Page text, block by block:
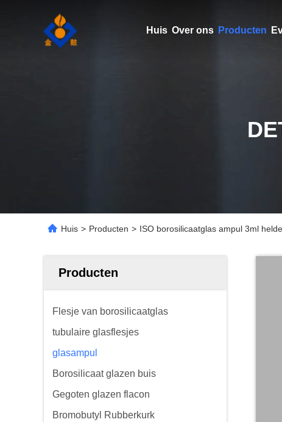
Huis Over ons Producten
Huis > Producten > ISO borosilicaatglas ampul 3ml
Producten
Flesje van borosilicaatglas
tubulaire glasflesjes
glasampul
Borosilicaat glazen buis
Gegoten glazen flacon
Bromobutyl Rubberkurk